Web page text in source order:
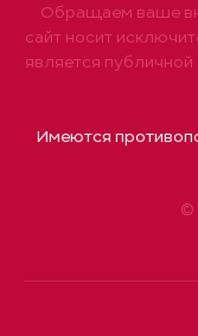
©
Обращаем ваше
сайт носит
является
Имеются